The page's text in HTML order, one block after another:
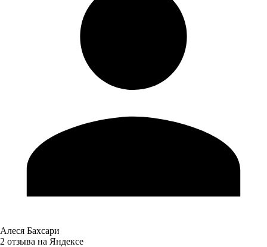
Алеся Бахсари
2 отзыва на Яндексе